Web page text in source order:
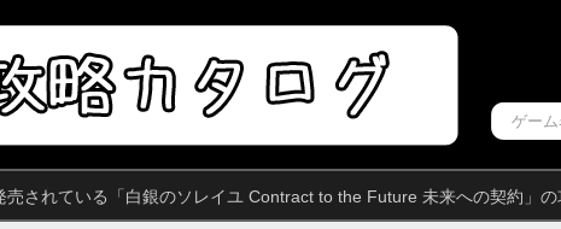
売されている「白銀のソレイユ Contract to the Future 未来への契約」